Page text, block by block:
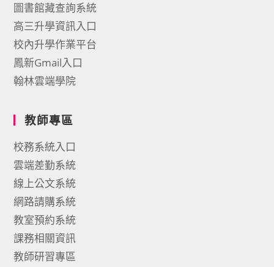
圖書館藏查詢系統
高三升學資訊入口
校內升學作業平台
鳳新Gmail入口
翰林雲端學院
教師專區
校務系統入口
雲端差勤系統
線上公文系統
網路請購系統
教室預約系統
課務相關資訊
教師研習專區